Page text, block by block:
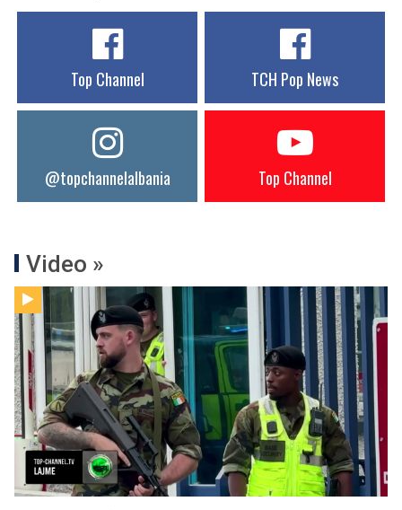
Top Channel TCH Pop News
@topchannelalbania Top Channel
Video »